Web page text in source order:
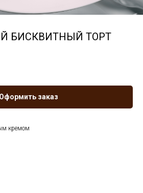
БИСКВИТНЫЙ ТОРТ
Оформить заказ
кремом